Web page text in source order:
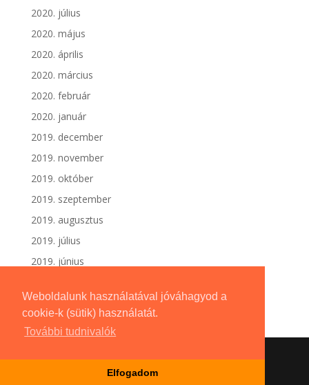
Weboldalunk használatával jóváhagyod a
cookie-k (sütik) használatát.
További tudnivalók
Elfogadom
2020. július
2020. május
2020. április
2020. március
2020. február
2020. január
2019. december
2019. november
2019. október
2019. szeptember
2019. augusztus
2019. július
2019. június
Elegant Themes